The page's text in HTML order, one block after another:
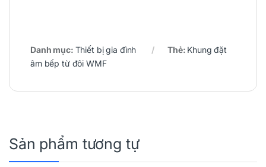
Danh mục: Thiết bị gia đình Thẻ: Khung đặt
âm bếp từ đôi WMF
Sản phẩm tương tự